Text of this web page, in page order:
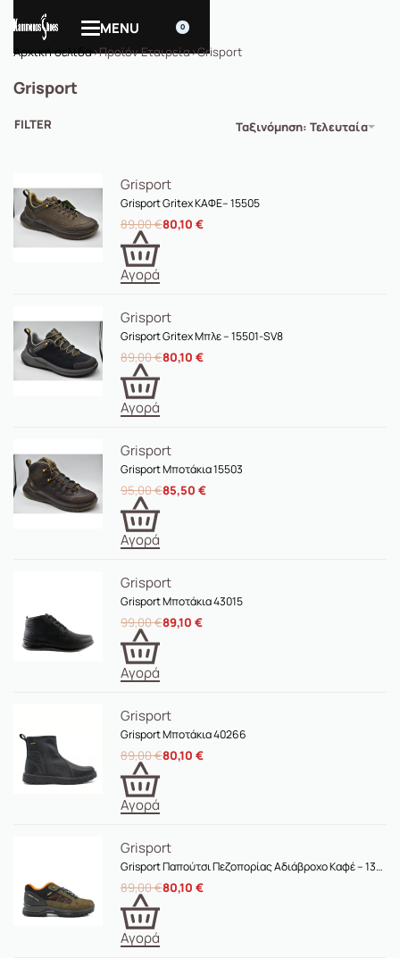
0
Αρχική σελίδα›Προϊόν Εταιρεία›Grisport
Grisport
Ταξινόμηση: Τελευταία
FILTER
Grisport
Grisport Gritex ΚΑΦΕ– ​15505
89,00€80,10 €
Αγορά
Grisport
Grisport Gritex Μπλε – ​15501-SV8
89,00€80,10 €
Αγορά
Grisport
Grisport Μποτάκια 15503
95,00€85,50 €
Αγορά
Grisport
Grisport Μποτάκια 43015
99,00€89,10 €
Αγορά
Grisport
Grisport Μποτάκια 40266
89,00€80,10 €
Αγορά
Grisport
Grisport Παπούτσι Πεζοπορίας Αδιάβροχο Καφέ – 13207
89,00€80,10 €
Αγορά